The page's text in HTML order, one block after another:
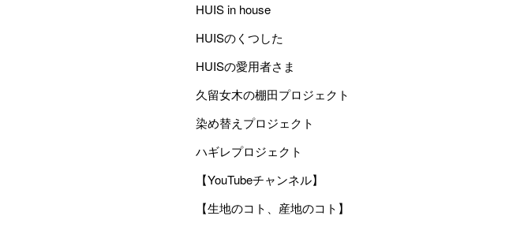
HUIS in house
HUISのくつした
HUISの愛用者さま
久留女木の棚田プロジェクト
染め替えプロジェクト
ハギレプロジェクト
【YouTubeチャンネル】
【生地のコト、産地のコト】